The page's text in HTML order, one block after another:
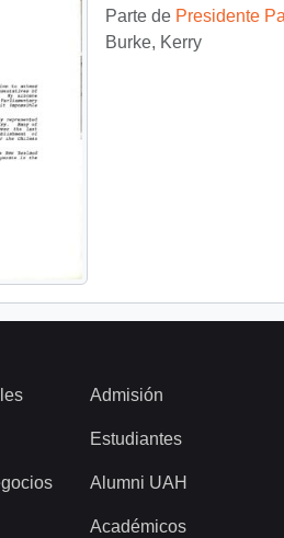
Parte de Presidente
Burke, Kerry
Admisión
Estudiantes
Alumni UAH
Académicos